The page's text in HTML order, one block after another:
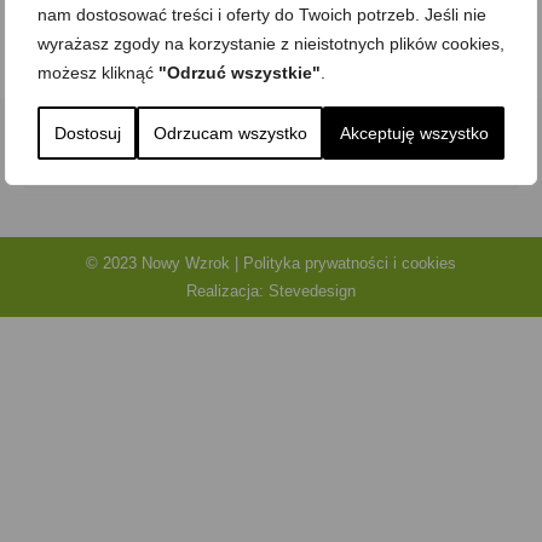
nam dostosować treści i oferty do Twoich potrzeb. Jeśli nie
wyrażasz zgody na korzystanie z nieistotnych plików cookies,
możesz kliknąć "Odrzuć wszystkie"
Dostosuj Odrzucam wszystko Akceptuję wszystko
oczywiście.
Szukaj:
© 2023 Nowy Wzrok |
Polityka prywatności i cookies
Realizacja: Stevedesign